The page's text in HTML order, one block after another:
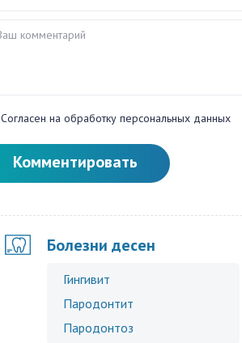
Согласен на обработку персональных данных
Комментировать
Болезни десен
Гингивит
Пародонтит
Пародонтоз